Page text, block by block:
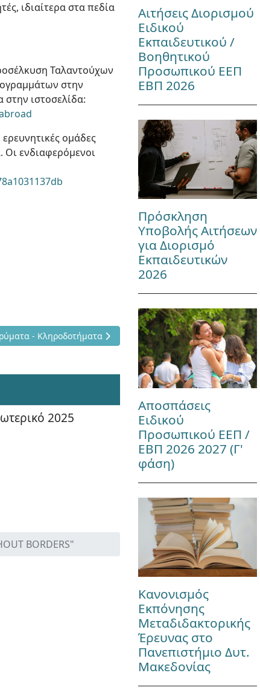
ιδιαίτερα στα πεδία
Ταλαντούχων
στην
ιστοσελίδα:
ομάδες
Οι ενδιαφερόμενοι
από Ιδρύματα - Κληροδοτήματα
- Κληροδοτήματα
2025
BORDERS"
Αιτήσεις Διορισμού
Ειδικού
Εκπαιδευτικού /
Βοηθητικού
Προσωπικού ΕΕΠ
ΕΒΠ 2026
Πρόσκληση
Υποβολής Αιτήσεων
για Διορισμό
Εκπαιδευτικών
2026
Αποσπάσεις
Ειδικού
Προσωπικού ΕΕΠ /
ΕΒΠ 2026 2027 (Γ'
φάση)
Κανονισμός
Εκπόνησης
Μεταδιδακτορικής
Έρευνας στο
Πανεπιστήμιο Δυτ.
Μακεδονίας